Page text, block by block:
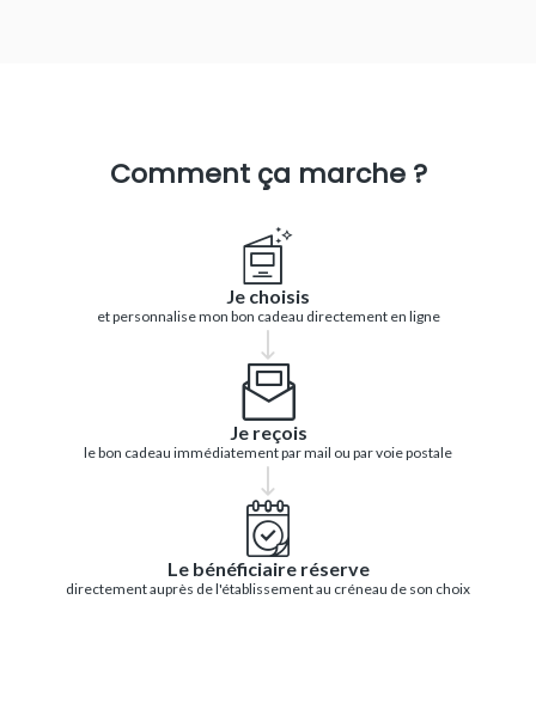
Comment ça marche ?
Je choisis
et personnalise mon bon cadeau directement en ligne
Je reçois
le bon cadeau immédiatement par mail ou par voie postale
Le bénéficiaire réserve
directement auprès de l'établissement au créneau de son choix